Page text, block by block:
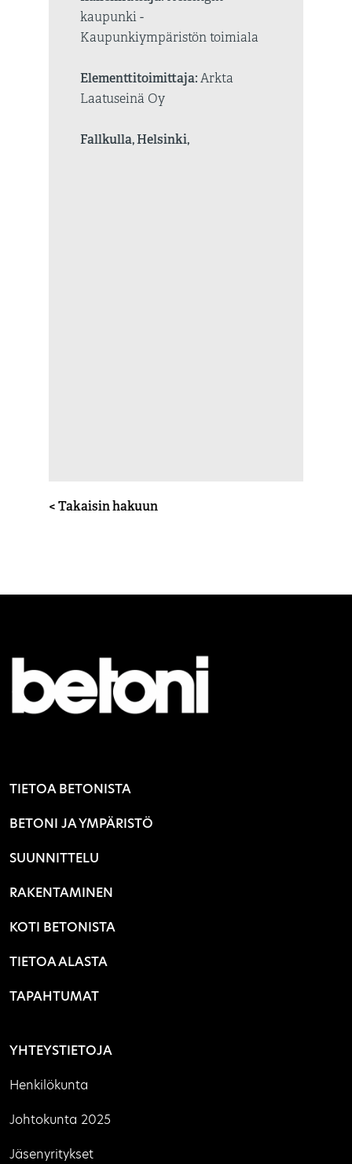
kaupunki -
Kaupunkiympäristön toimiala
Elementtitoimittaja: Arkta
Laatuseinä Oy
Fallkulla, Helsinki,
< Takaisin hakuun
TIETOA BETONISTA
BETONI JA YMPÄRISTÖ
SUUNNITTELU
RAKENTAMINEN
KOTI BETONISTA
TIETOA ALASTA
TAPAHTUMAT
YHTEYSTIETOJA
Henkilökunta
Johtokunta 2025
Jäsenyritykset